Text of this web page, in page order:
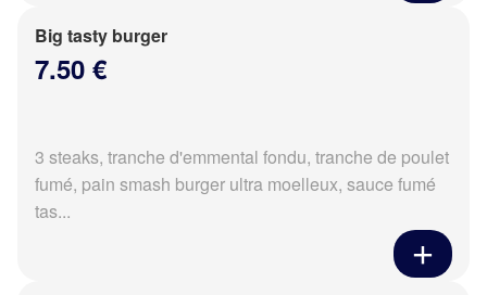
Big tasty burger
7.50 €
3 steaks, tranche d'emmental fondu, tranche de poulet
fumé, pain smash burger ultra moelleux, sauce fumé
tas...